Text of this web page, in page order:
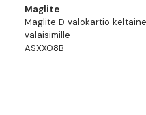
Maglite
Maglite D valokartio
valaisimille
ASXX08B